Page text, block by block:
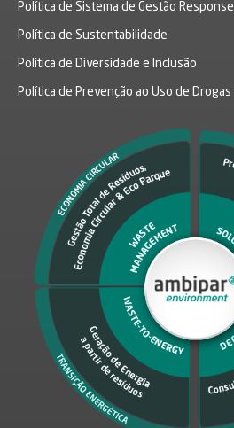
Política de Sistema de Gestão Response
Política de Sustentabilidade
Política de Diversidade e Inclusão
Política de Prevenção ao Uso de Drogas